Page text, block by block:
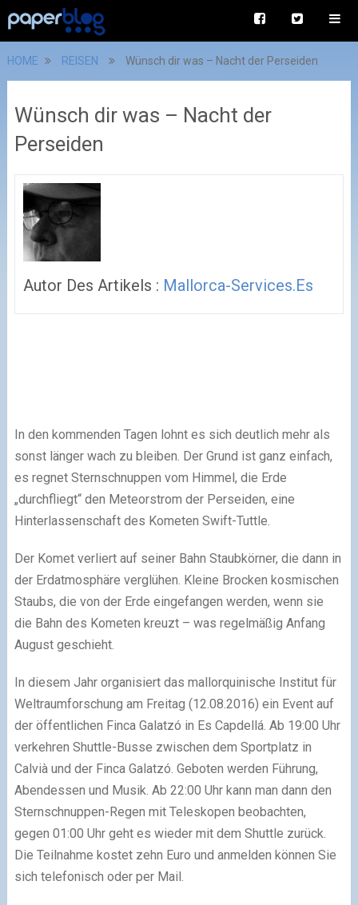
HOME REISEN Wünsch dir was – Nacht der Perseiden
Wünsch dir was – Nacht der
Perseiden
Autor Des Artikels : Mallorca-Services.es
In den kommenden Tagen lohnt es sich deutlich mehr als
sonst länger wach zu bleiben. Der Grund ist ganz einfach,
es regnet Sternschnuppen vom Himmel, die Erde
„durchfliegt“ den Meteorstrom der Perseiden, eine
Hinterlassenschaft des Kometen Swift-Tuttle.
Der Komet verliert auf seiner Bahn Staubkörner, die dann in
der Erdatmosphäre verglühen. Kleine Brocken kosmischen
Staubs, die von der Erde eingefangen werden, wenn sie
die Bahn des Kometen kreuzt – was regelmäßig Anfang
August geschieht.
In diesem Jahr organisiert das mallorquinische Institut für
Weltraumforschung am Freitag (12.08.2016) ein Event auf
der öffentlichen Finca Galatzó in Es Capdellá. Ab 19:00 Uhr
verkehren Shuttle-Busse zwischen dem Sportplatz in
Calvià und der Finca Galatzó. Geboten werden Führung,
Abendessen und Musik. Ab 22:00 Uhr kann man dann den
Sternschnuppen-Regen mit Teleskopen beobachten,
gegen 01:00 Uhr geht es wieder mit dem Shuttle zurück.
Die Teilnahme kostet zehn Euro und anmelden können Sie
sich telefonisch oder per Mail.